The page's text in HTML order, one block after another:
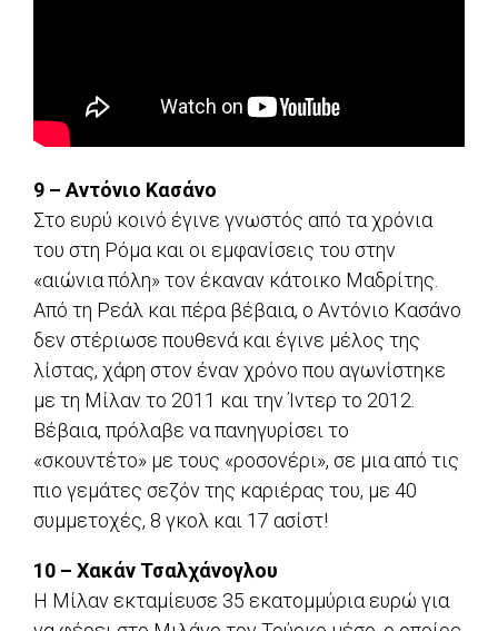
9 – Αντόνιο Κασάνο
Στο ευρύ κοινό έγινε γνωστός από τα χρόνια
του στη Ρόμα και οι εμφανίσεις του στην
«αιώνια πόλη» τον έκαναν κάτοικο Μαδρίτης.
Από τη Ρεάλ και πέρα βέβαια, ο Αντόνιο Κασάνο
δεν στέριωσε πουθενά και έγινε μέλος της
λίστας, χάρη στον έναν χρόνο που αγωνίστηκε
με τη Μίλαν το 2011 και την Ίντερ το 2012.
Βέβαια, πρόλαβε να πανηγυρίσει το
«σκουντέτο» με τους «ροσονέρι», σε μια από τις
πιο γεμάτες σεζόν της καριέρας του, με 40
συμμετοχές, 8 γκολ και 17 ασίστ!
10 – Χακάν Τσαλχάνογλου
Η Μίλαν εκταμίευσε 35 εκατομμύρια ευρώ για